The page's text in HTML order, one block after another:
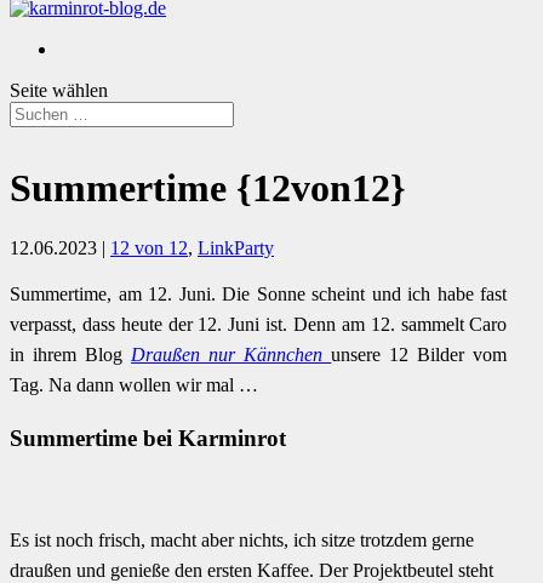
Seite wählen
Summertime {12von12}
12.06.2023 | 12 von 12, LinkParty
Summertime, am 12. Juni. Die Sonne scheint und ich habe fast
verpasst, dass heute der 12. Juni ist. Denn am 12. sammelt Caro
in ihrem Blog Draußen nur Kännchenunsere 12 Bilder vom
Tag. Na dann wollen wir mal …
Summertime bei Karminrot
Es ist noch frisch, macht aber nichts, ich sitze trotzdem gerne
draußen und genieße den ersten Kaffee. Der Projektbeutel steht